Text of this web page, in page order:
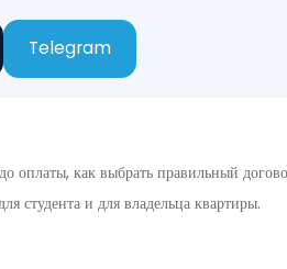
Telegram
оплаты, как выбрать правильный
студента и для владельца квартиры.